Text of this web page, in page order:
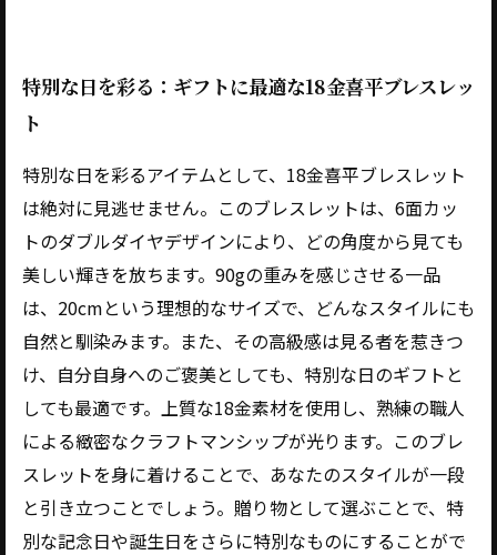
特別な日を彩る：ギフトに最適な18金喜平ブレスレッ
ト
特別な日を彩るアイテムとして、18金喜平ブレスレット
は絶対に見逃せません。このブレスレットは、6面カッ
トのダブルダイヤデザインにより、どの角度から見ても
美しい輝きを放ちます。90gの重みを感じさせる一品
は、20cmという理想的なサイズで、どんなスタイルにも
自然と馴染みます。また、その高級感は見る者を惹きつ
け、自分自身へのご褒美としても、特別な日のギフトと
しても最適です。上質な18金素材を使用し、熟練の職人
による緻密なクラフトマンシップが光ります。このブレ
スレットを身に着けることで、あなたのスタイルが一段
と引き立つことでしょう。贈り物として選ぶことで、特
別な記念日や誕生日をさらに特別なものにすることがで